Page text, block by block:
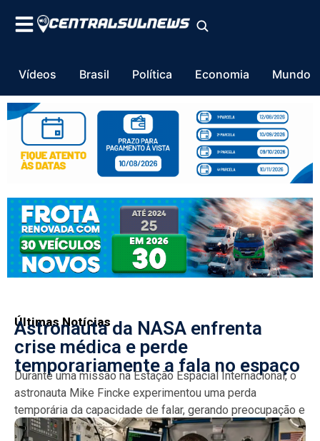
Vídeos Brasil Política Economia Mundo
Últimas Notícias
Astronauta da NASA enfrenta
crise médica e perde
temporariamente a fala no espaço
Durante uma missão na Estação Espacial Internacional, o
astronauta Mike Fincke experimentou uma perda
temporária da capacidade de falar, gerando preocupação e
curiosidade sobre a...